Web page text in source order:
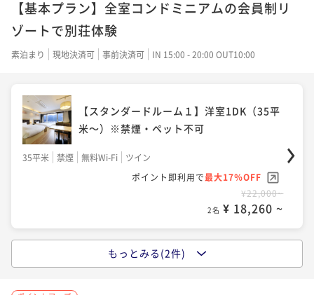
55平米 禁煙 無料Wi-Fi
フォース
2名 ¥ 22,825 ~
【ペット可・グランドルーム】和洋洋室3L
DK（100平米～）※禁煙
100平米 禁煙 無料Wi-Fi
和洋室（ツイン）
ポイント即利用で最大17％OFF
¥31,900~
2名 ¥ 26,477 ~
【基本プラン】全室コンドミニアムの会員制リ
ゾートで別荘体験
素泊まり 現地決済可 事前決済可 IN 15:00 - 20:00 OUT10:00
【スタンダードルーム１】洋室1DK（35平
米～）※禁煙・ペット不可
35平米 禁煙 無料Wi-Fi
ツイン
ポイント即利用で最大17％OFF
¥22,000~
2名 ¥ 18,260 ~
【スタンダードルーム２】洋室1LDK（60
もっとみる(2件)